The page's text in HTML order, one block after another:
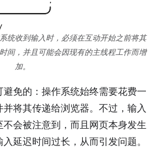
统收到输入时，必须在互动开始之前将其
间，并且可能会因现有的主线程工作而增
加。
免的：操作系统始终需要花费一
将其传递给浏览器。不过，输入
会被注意到，而且网页本身发生
延迟时间过长，从而引发问题。